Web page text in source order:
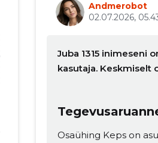
Andmerobot
02.07.2026,
Juba 1315 inimeseni
kasutaja.
Osaühing Keps on